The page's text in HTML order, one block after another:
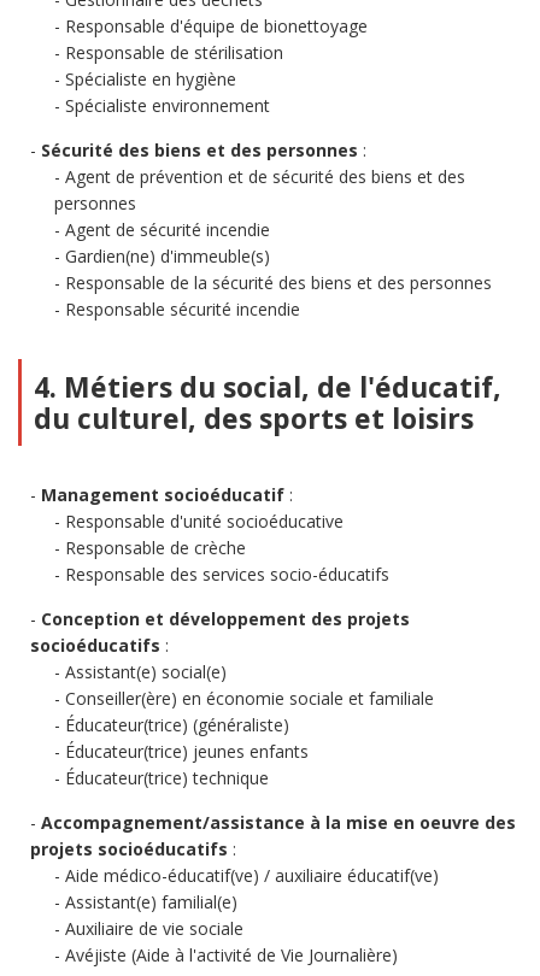
Responsable d'équipe de bionettoyage
Responsable de stérilisation
Spécialiste en hygiène
Spécialiste environnement
Sécurité des biens et des personnes :
Agent de prévention et de sécurité des biens et des
personnes
Agent de sécurité incendie
Gardien(ne) d'immeuble(s)
Responsable de la sécurité des biens et des personnes
Responsable sécurité incendie
4. Métiers du social, de l'éducatif,
du culturel, des sports et loisirs
Management socioéducatif :
Responsable d'unité socioéducative
Responsable de crèche
Responsable des services socio-éducatifs
Conception et développement des projets
socioéducatifs :
Assistant(e) social(e)
Conseiller(ère) en économie sociale et familiale
Éducateur(trice) (généraliste)
Éducateur(trice) jeunes enfants
Éducateur(trice) technique
Accompagnement/assistance à la mise en oeuvre des
projets socioéducatifs :
Aide médico-éducatif(ve) / auxiliaire éducatif(ve)
Assistant(e) familial(e)
Auxiliaire de vie sociale
Avéjiste (Aide à l'activité de Vie Journalière)